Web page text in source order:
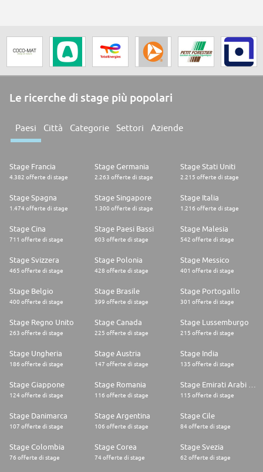
Le ricerche di stage più popolari
Paesi Città Categorie Settori Aziende
Stage Francia
4.382 offerte di stage
Stage Germania
2.263 offerte di stage
Stage Stati Uniti
2.215 offerte di stage
Stage Spagna
1.474 offerte di stage
Stage Singapore
1.300 offerte di stage
Stage Italia
1.216 offerte di stage
Stage Cina
711 offerte di stage
Stage Paesi Bassi
603 offerte di stage
Stage Malesia
542 offerte di stage
Stage Svizzera
465 offerte di stage
Stage Polonia
428 offerte di stage
Stage Messico
401 offerte di stage
Stage Belgio
400 offerte di stage
Stage Brasile
399 offerte di stage
Stage Portogallo
301 offerte di stage
Stage Regno Unito
263 offerte di stage
Stage Canada
225 offerte di stage
Stage Lussemburgo
215 offerte di stage
Stage Ungheria
186 offerte di stage
Stage Austria
147 offerte di stage
Stage India
135 offerte di stage
Stage Giappone
124 offerte di stage
Stage Romania
116 offerte di stage 115 offerte di stage
Stage Danimarca
107 offerte di stage
Stage Argentina
106 offerte di stage
Stage Cile
84 offerte di stage
Stage Colombia
76 offerte di stage
Stage Corea
74 offerte di stage
Stage Svezia
62 offerte di stage